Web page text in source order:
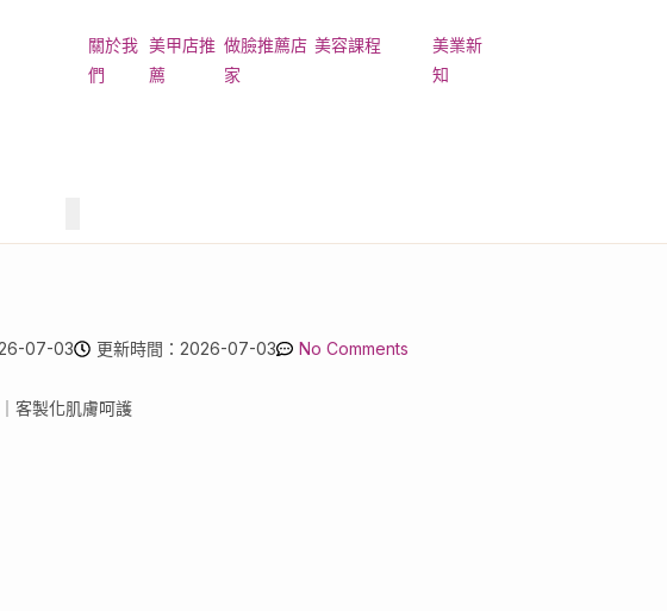
關於我
們
美甲店推
薦
做臉推薦店
家
美容課程
美業新
知
07-03 更新時間：2026-07-03 No Comments
客製化肌膚呵護